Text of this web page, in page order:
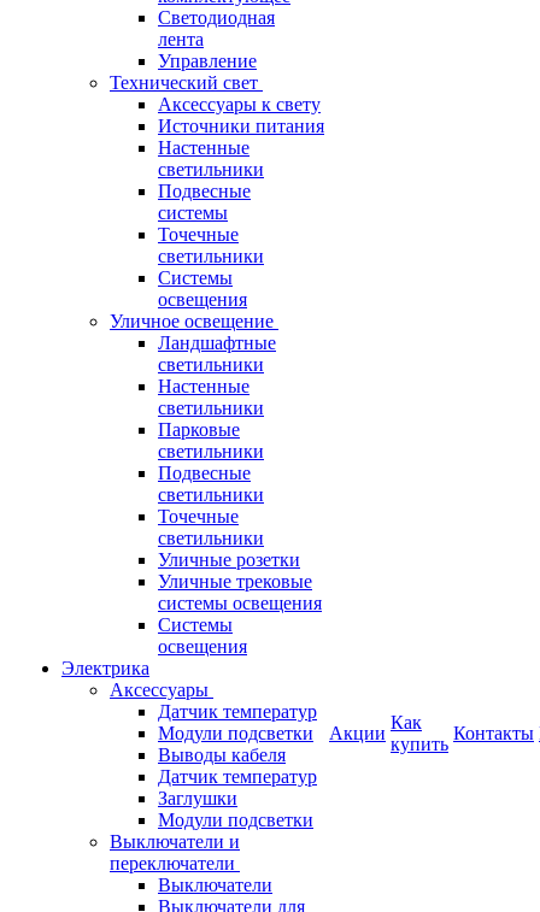
Светодиодная
лента
Управление
Технический свет
Аксессуары к свету
Источники питания
Настенные
светильники
Подвесные
системы
Точечные
светильники
Системы
освещения
Уличное освещение
Ландшафтные
светильники
Настенные
светильники
Парковые
светильники
Подвесные
светильники
Точечные
светильники
Уличные розетки
Уличные трековые
системы освещения
Системы
освещения
Электрика
Аксессуары
Датчик температур
Модули подсветки
Выводы кабеля
Датчик температур
Заглушки
Модули подсветки
Выключатели и
переключатели
Выключатели
Выключатели для
Акции
Как
купить
Контакты